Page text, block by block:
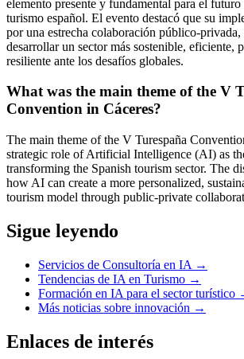
elemento presente y fundamental para el
turismo español. El evento destacó que su
por una estrecha colaboración público-privada,
desarrollar un sector más sostenible, eficiente,
resiliente ante los desafíos globales.
What was the main theme of the V
Convention in Cáceres?
The main theme of the V Turespaña
strategic role of Artificial Intelligence (AI) as
transforming the Spanish tourism sector. The
how AI can create a more personalized,
tourism model through public-private
Sigue leyendo
Servicios de Consultoría en IA →
Tendencias de IA en Turismo →
Formación en IA para el sector turístico
Más noticias sobre innovación →
Enlaces de interés